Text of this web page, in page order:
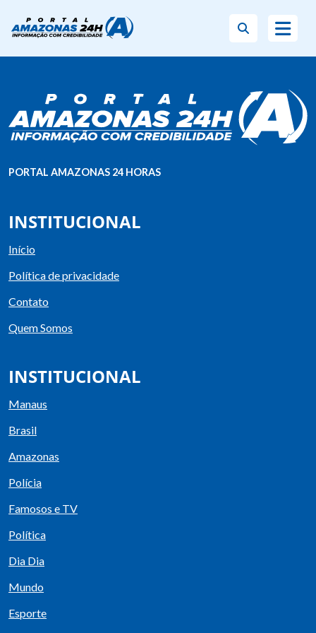
PORTAL AMAZONAS 24 HORAS
INSTITUCIONAL
Início
Política de privacidade
Contato
Quem Somos
INSTITUCIONAL
Manaus
Brasil
Amazonas
Polícia
Famosos e TV
Política
Dia Dia
Mundo
Esporte